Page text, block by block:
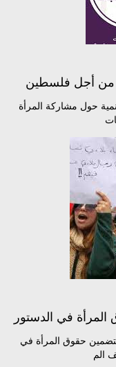
من أجل فلسطين
حول مشاركة المرأة
في الدستور
حقوق المرأة في
الم